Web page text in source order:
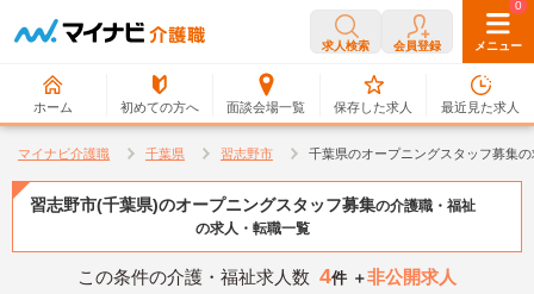
求人検索 会員登録 メニュー
ホーム 初めての方へ 面談会場一覧
0
保存した求人
0
最近見た求人
マイナビ介護職 千葉県 習志野市 千葉県のオープニングスタッフ募集
習志野市(千葉県)のオープニングスタッフ募集の介護職・福祉
の求人・転職一覧
この条件の介護・福祉求人数 4件 ＋非公開求人